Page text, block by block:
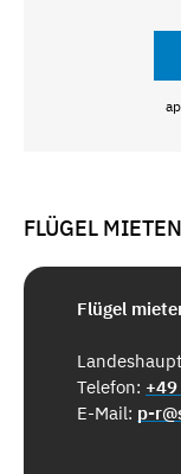
FLÜGEL MIETEN
Flügel
Telefon:
E-Mail: p-